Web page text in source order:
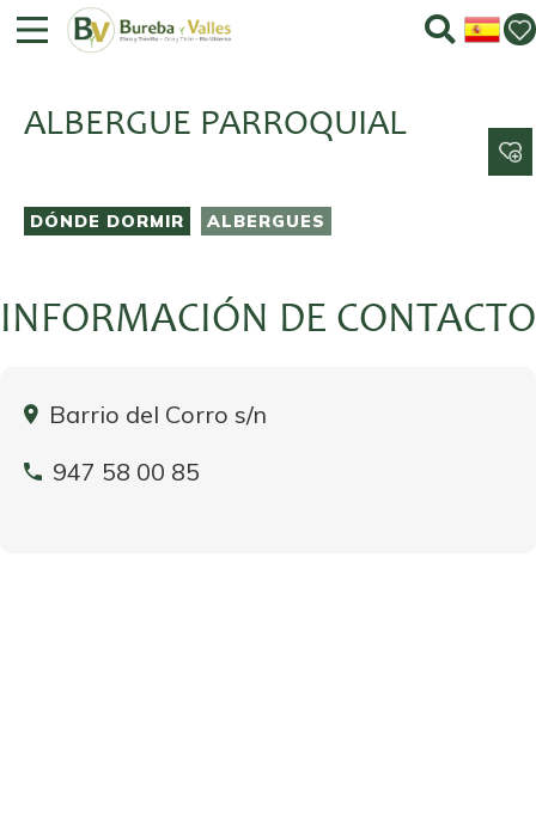
ALBERGUE PARROQUIAL
INFORMACIÓN DE CONTACTO
Barrio del Corro s/n
947 58 00 85
DÓNDE DORMIR ALBERGUES